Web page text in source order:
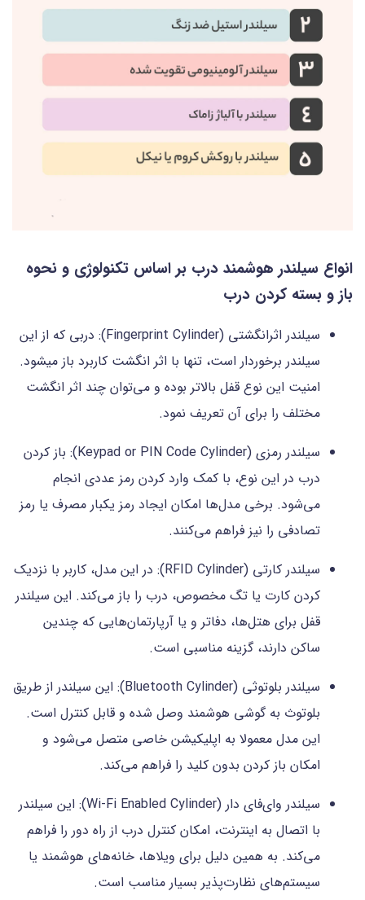
انواع سیلندر هوشمند درب بر اساس تکنولوژی و نحوه
باز و بسته کردن درب
سیلندر اثرانگشتی (Fingerprint Cylinder): دربی که از این
سیلندر برخوردار است، تنها با اثر انگشت کاربرد باز می‎شود.
امنیت این نوع قفل بالاتر بوده و می‌توان چند اثر انگشت
مختلف را برای آن تعریف نمود.
سیلندر رمزی (Keypad or PIN Code Cylinder): باز کردن
درب در این نوع، با کمک وارد کردن رمز عددی انجام
می‌شود. برخی مدل‌ها امکان ایجاد رمز یکبار مصرف یا رمز
تصادفی را نیز فراهم می‌کنند.
سیلندر کارتی (RFID Cylinder): در این مدل، کاربر با نزدیک
کردن کارت یا تگ مخصوص، درب را باز می‌کند. این سیلندر
قفل برای هتل‌ها، دفاتر و یا آرپارتمان‌هایی که چندین
ساکن دارند، گزینه مناسبی است.
سیلندر بلوتوثی (Bluetooth Cylinder): این سیلندر از طریق
بلوتوث به گوشی هوشمند وصل شده و قابل کنترل است.
این مدل معمولا به اپلیکیشن خاصی متصل می‌شود و
امکان باز کردن بدون کلید را فراهم می‌کند.
سیلندر وای‌فای دار (Wi-Fi Enabled Cylinder): این سیلندر
با اتصال به اینترنت، امکان کنترل درب از راه دور را فراهم
می‌کند. به همین دلیل برای ویلاها، خانه‌های هوشمند یا
سیستم‌های نظارت‌پذیر بسیار مناسب است.